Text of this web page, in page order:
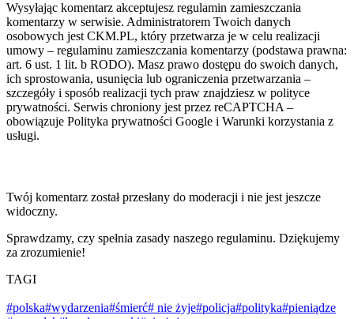
Wysyłając komentarz akceptujesz regulamin zamieszczania
komentarzy w serwisie. Administratorem Twoich danych
osobowych jest CKM.PL, który przetwarza je w celu realizacji
umowy – regulaminu zamieszczania komentarzy (podstawa prawna:
art. 6 ust. 1 lit. b RODO). Masz prawo dostępu do swoich danych,
ich sprostowania, usunięcia lub ograniczenia przetwarzania –
szczegóły i sposób realizacji tych praw znajdziesz w polityce
prywatności. Serwis chroniony jest przez reCAPTCHA –
obowiązuje Polityka prywatności Google i Warunki korzystania z
usługi.
Twój komentarz został przesłany do moderacji i nie jest jeszcze
widoczny.
Sprawdzamy, czy spełnia zasady naszego regulaminu. Dziękujemy
za zrozumienie!
TAGI
#polska#wydarzenia#śmierć# nie żyje#policja#polityka#pieniądze